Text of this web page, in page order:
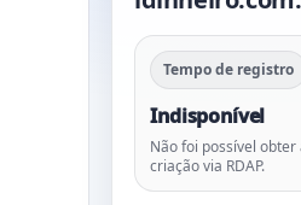
Tempo de registro
Indisponível
Não foi possível obter
criação via RDAP.